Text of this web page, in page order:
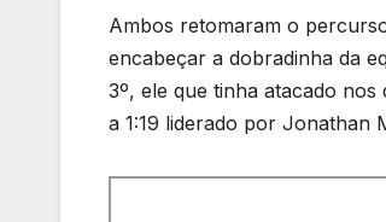
Ambos retomaram o
encabeçar a dobradinha da
3º, ele que tinha atacado
a 1:19 liderado por Jonathan